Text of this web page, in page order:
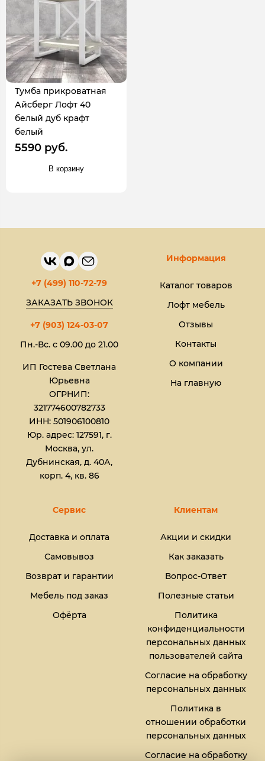
Тумба прикроватная
Айсберг Лофт 40
белый дуб крафт
белый
5590 руб.
В корзину
+7 (499) 110-72-79
ЗАКАЗАТЬ ЗВОНОК
+7 (903) 124-03-07
Пн.-Вс. с 09.00 до 21.00
ИП Гостева Светлана
Юрьевна​
ОГРНИП:
321774600782733
ИНН: 501906100810
Юр. адрес: 127591, г.
Москва, ул.
Дубнинская, д. 40А,
корп. 4, кв. 86
Информация
Каталог товаров
Лофт мебель
Отзывы
Контакты
О компании
На главную
Сервис
Доставка и оплата
Самовывоз
Возврат и гарантии
Мебель под заказ
Офёрта
Клиентам
Акции и скидки
Как заказать
Вопрос-Ответ
Полезные статьи
Политика
конфиденциальности
персональных данных
пользователей сайта
Согласие на обработку
персональных данных
Политика в
отношении обработки
персональных данных
Согласие на обработку